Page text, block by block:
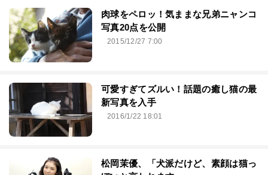
肉球をペロッ！気ままな兄弟ニャンコ
写真20点を公開
2015/12/27 7:00
可愛すぎてズルい！話題の癒し猫の最
新写真を入手
2016/1/22 18:01
松岡茉優、「犬派だけど、素顔は猫っ